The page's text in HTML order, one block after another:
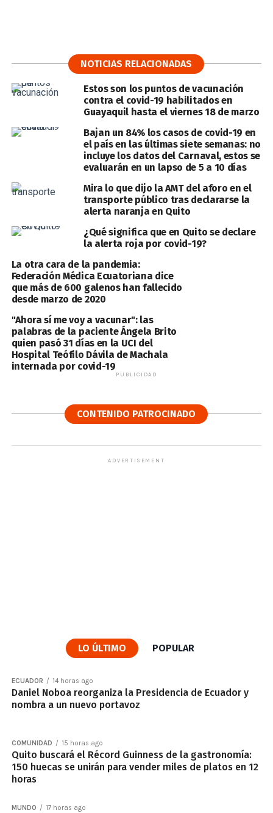
NOTICIAS RELACIONADAS
Estos son los puntos de vacunación
contra el covid-19 habilitados en
Guayaquil hasta el viernes 18 de marzo
Bajan un 84% los casos de covid-19 en
el país en las últimas siete semanas: no
incluye los datos del Carnaval, estos se
evaluarán en un lapso de 5 a 10 días
Mira lo que dijo la AMT del aforo en el
transporte público tras declararse la
alerta naranja en Quito
¿Qué significa que en Quito se declare
la alerta roja por covid-19?
La otra cara de la pandemia:
Federación Médica Ecuatoriana dice
que más de 600 galenos han fallecido
desde marzo de 2020
"Ahora sí me voy a vacunar": las
palabras de la paciente Ángela Brito
quien pasó 31 días en la UCI del
Hospital Teófilo Dávila de Machala
internada por covid-19
PUBLICIDAD
CONTENIDO PATROCINADO
ADVERTISEMENT
LO ÚLTIMO POPULAR
ECUADOR 14 horas ago
Daniel Noboa reorganiza la Presidencia de Ecuador y
nombra a un nuevo portavoz
COMUNIDAD 15 horas ago
Quito buscará el Récord Guinness de la gastronomía:
150 huecas se unirán para vender miles de platos en 12
horas
MUNDO 17 horas ago